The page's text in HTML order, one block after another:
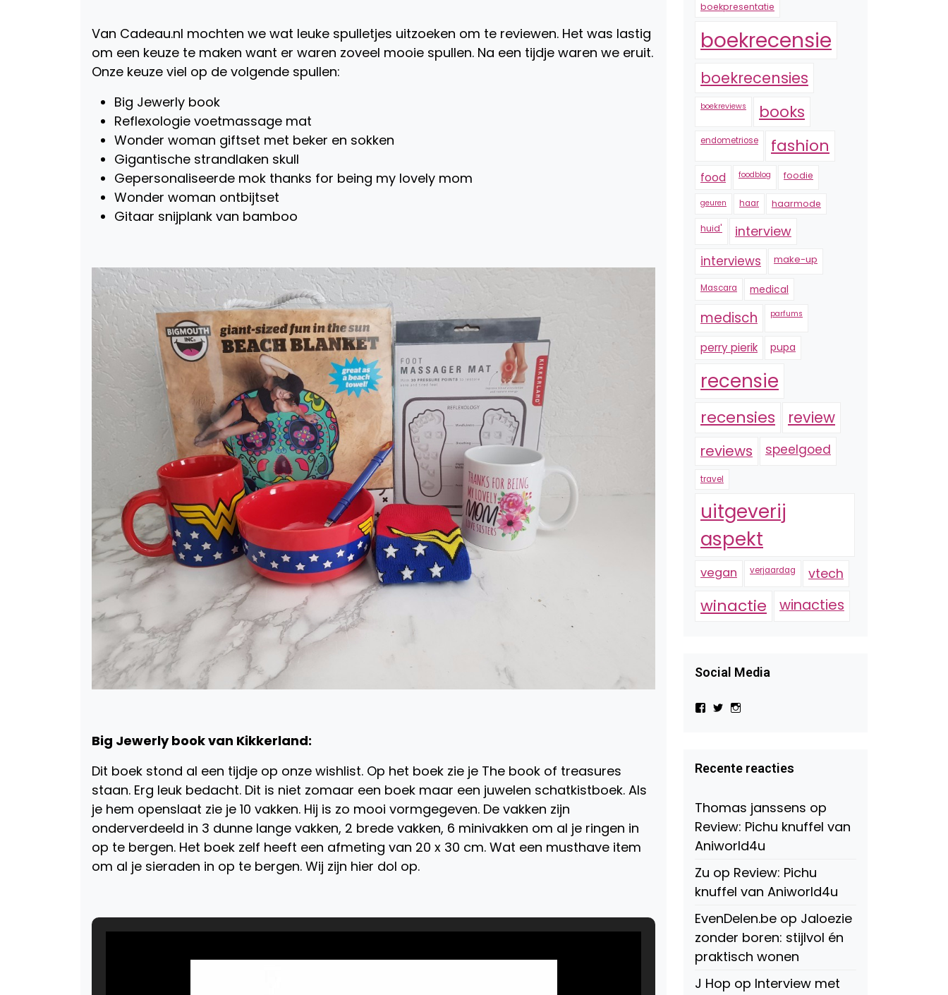
Van Cadeau.nl mochten we wat leuke spulletjes uitzoeken om te reviewen. Het was lastig
om een keuze te maken want er waren zoveel mooie spullen. Na een tijdje waren we eruit.
Onze keuze viel op de volgende spullen:
Big Jewerly book
Reflexologie voetmassage mat
Wonder woman giftset met beker en sokken
Gigantische strandlaken skull
Gepersonaliseerde mok thanks for being my lovely mom
Wonder woman ontbijtset
Gitaar snijplank van bamboo
Big Jewerly book van Kikkerland:
Dit boek stond al een tijdje op onze wishlist. Op het boek zie je The book of treasures
staan. Erg leuk bedacht. Dit is niet zomaar een boek maar een juwelen schatkistboek. Als
je hem openslaat zie je 10 vakken. Hij is zo mooi vormgegeven. De vakken zijn
onderverdeeld in 3 dunne lange vakken, 2 brede vakken, 6 minivakken om al je ringen in
op te bergen. Het boek zelf heeft een afmeting van 20 x 30 cm. Wat een musthave item
om al je sieraden in op te bergen. Wij zijn hier dol op.
boekpresentatie
boekrecensie
boekrecensies
boekreviews books
endometriose fashion
food foodblog foodie
geuren haar haarmode
huid' interview
interviews make-up
Mascara medical
medisch parfums
perry pierik pupa
recensie
recensies review
reviews speelgoed
travel
uitgeverij
aspekt
vegan verjaardag vtech
winactie winacties
Social Media
Bekijk
Beauty-
147775071915783/?
Facebook
Bekijk
op
Twitter
op
Instagram
Recente reacties
Thomas janssens op
Review: Pichu knuffel van
Aniworld4u
Zu op Review: Pichu
knuffel van Aniworld4u
EvenDelen.be op Jaloezie
zonder boren: stijlvol én
praktisch wonen
J Hop op Interview met